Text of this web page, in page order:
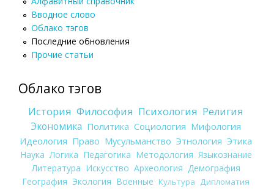
Вводное слово
Облако тэгов
Последние обновления
Прочие статьи
Облако тэгов
История Философия Психология Религия
Экономика Политика Социология Мифология
Идеология Право Мусульманство Этнология Этика
Наука Логика Педагогика Методология Языкознание
Литература Искусство Археология Демография
География Экология Военные Культура Дипломатия